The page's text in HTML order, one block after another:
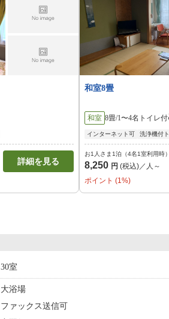
詳細を見る
和室8畳
和室 8畳/1〜4名 トイレ付
インターネット可 洗浄機付
お1人さま1泊（4名1室利用時）
8,250 円 (税込)／人～
ポイント (1%)
30室
大浴場
ファックス送信可